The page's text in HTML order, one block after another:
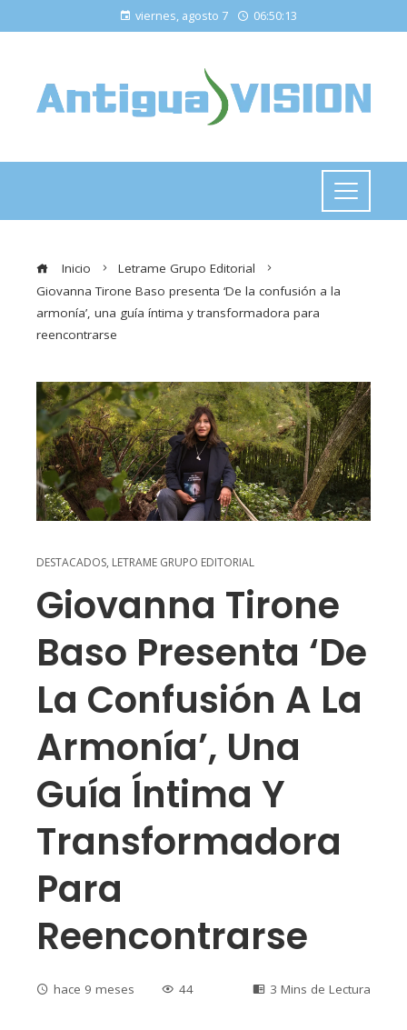
viernes, agosto 7 06:50:14
Inicio
Letrame Grupo Editorial
Giovanna Tirone Baso presenta ‘De la confusión a la
armonía’, una guía íntima y transformadora para
reencontrarse
DESTACADOS, LETRAME GRUPO EDITORIAL
Giovanna Tirone
Baso Presenta ‘De
La Confusión A La
Armonía’, Una
Guía Íntima Y
Transformadora
Para
Reencontrarse
hace 9 meses 44 3 Mins de Lectura